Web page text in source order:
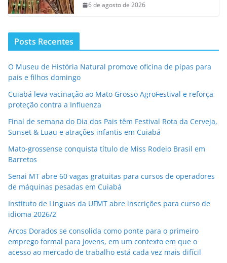
6 de agosto de 2026
Posts Recentes
O Museu de História Natural promove oficina de pipas para
pais e filhos domingo
Cuiabá leva vacinação ao Mato Grosso AgroFestival e reforça
proteção contra a Influenza
Final de semana do Dia dos Pais têm Festival Rota da Cerveja,
Sunset & Luau e atrações infantis em Cuiabá
Mato-grossense conquista título de Miss Rodeio Brasil em
Barretos
Senai MT abre 60 vagas gratuitas para cursos de operadores
de máquinas pesadas em Cuiabá
Instituto de Linguas da UFMT abre inscrições para curso de
idioma 2026/2
Arcos Dorados se consolida como ponte para o primeiro
emprego formal para jovens, em um contexto em que o
acesso ao mercado de trabalho está cada vez mais difícil